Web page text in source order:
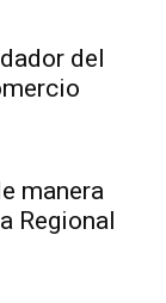
del
manera
Regional